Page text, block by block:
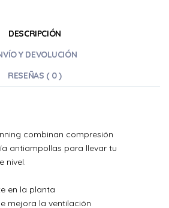
DESCRIPCIÓN
Y DEVOLUCIÓN
RESEÑAS ( 0 )
combinan compresión
antiampollas para llevar tu
nivel.
en la planta
mejora la ventilación